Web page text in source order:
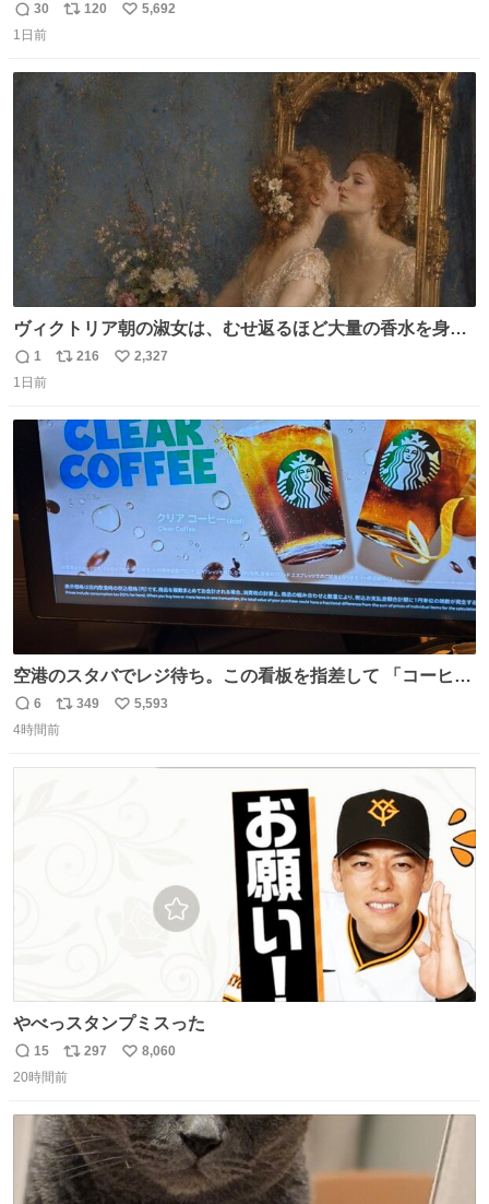
返
信
30
リ
ト
120
い
5,692
1日前
ヴィクトリア朝の淑女は、むせ返るほど大量の香水を身に
つけるものではないとされていた。それでも香水は、髪や
肌の手入れと同じくらい、ヴィクトリア朝の女性達の美容
が知る香水よりも単純な組成で、その大部分は薔薇、菫、
ベルガモット、
返
信
1
リ
ト
数
216
い
数
2,327
1日前
空港のスタバでレジ待ち。この看板を指差して 「コーヒー
苦手な人コーヒー飲まないよ！」て叫び続けてる子供いて
吹き出しそうwお母さんお疲れ様です。
返
信
6
リ
ポ
349
い
5,593
4時間前
やべっスタンプミスった
返
信
15
リ
ポ
ト
数
297
い
数
8,060
20時間前